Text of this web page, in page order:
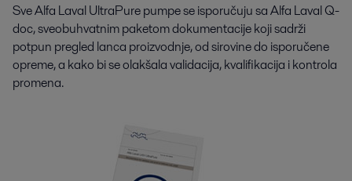
Sve Alfa Laval UltraPure pumpe se isporučuju sa Alfa Laval Q-
doc, sveobuhvatnim paketom dokumentacije koji sadrži
potpun pregled lanca proizvodnje, od sirovine do isporučene
opreme, a kako bi se olakšala validacija, kvalifikacija i kontrola
promena.